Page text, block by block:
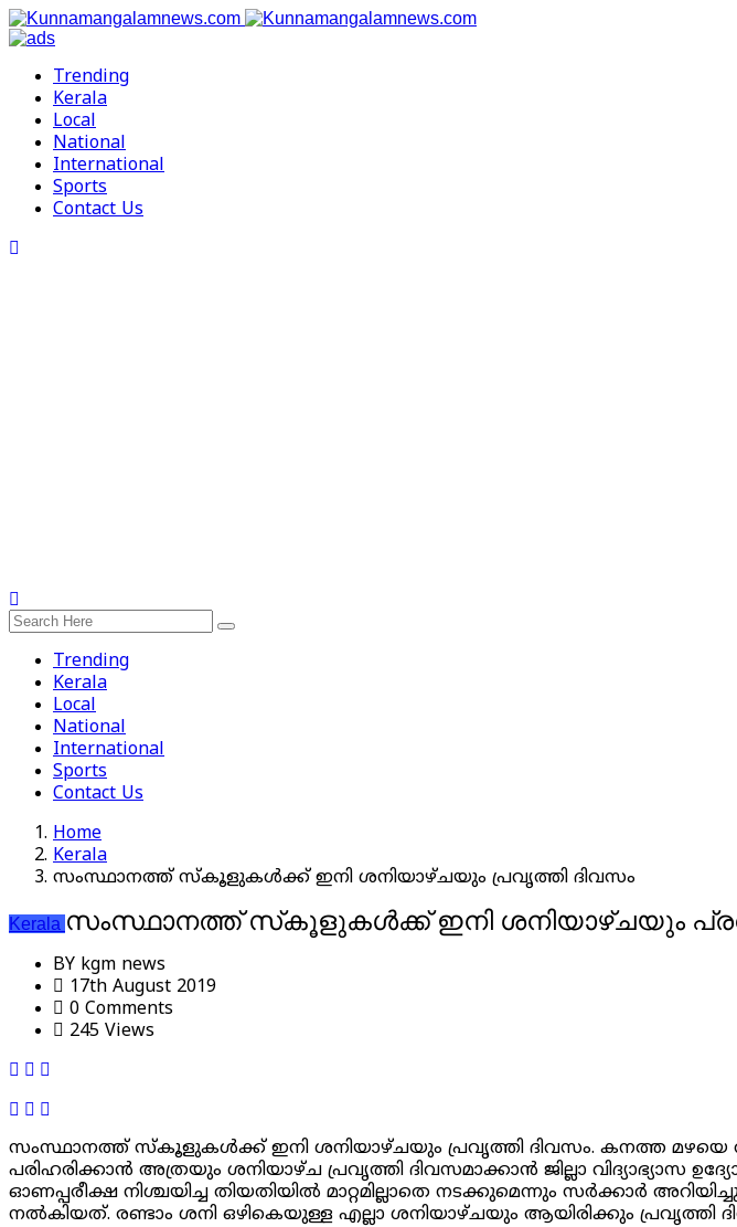
Trending
Kerala
Local
National
International
Sports
Contact Us
Trending
Kerala
Local
National
International
Sports
Contact Us
Home
Kerala
സംസ്ഥാനത്ത് സ്‌കൂളുകള്‍ക്ക് ഇനി ശനിയാഴ്ചയും പ്രവൃത്തി ദിവസം
Kerala സംസ്ഥാനത്ത് സ്‌കൂളുകള്‍ക്ക് ഇനി ശനിയാഴ്ചയും
BY kgm news
17th August 2019
0 Comments
245 Views
സംസ്ഥാനത്ത് സ്‌കൂളുകള്‍ക്ക് ഇനി ശനിയാഴ്ചയും പ്രവൃത്തി ദിവസം. കനത്ത
പരിഹരിക്കാന്‍ അത്രയും ശനിയാഴ്ച പ്രവൃത്തി ദിവസമാക്കാന്‍ ജില്ലാ വിദ്യാഭ്യാസ
ഓണപ്പരീക്ഷ നിശ്ചയിച്ച തിയതിയില്‍ മാറ്റമില്ലാതെ നടക്കുമെന്നും സര്‍ക്കാര്‍
നല്‍കിയത്. രണ്ടാം ശനി ഒഴികെയുള്ള എല്ലാ ശനിയാഴ്ചയും ആയിരിക്കും പ്രവൃത്തി